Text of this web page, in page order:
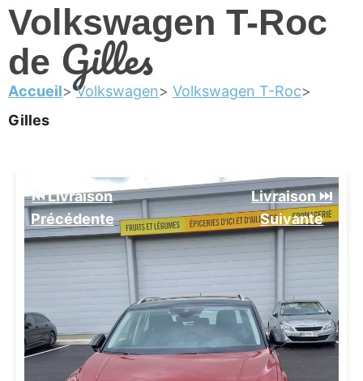
Volkswagen T-Roc
de Gilles
Accueil Volkswagen
Volkswagen T-Roc
Gilles
⏮️ Livraison
Précédente
Livraison ⏭️
Suivante️